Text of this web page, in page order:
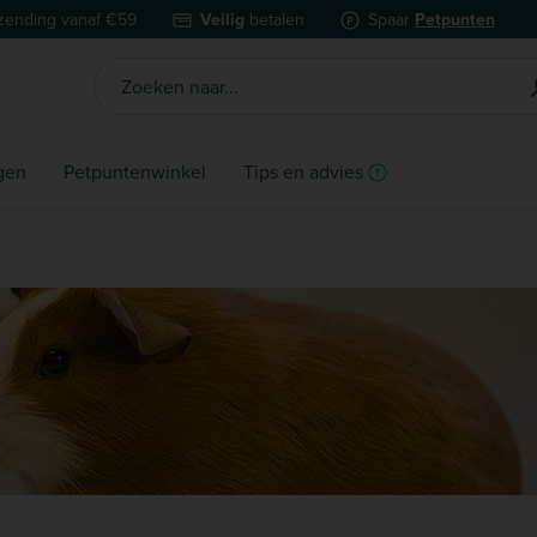
vanaf €59 Veilig betalen Spaar Petpunten
Petpuntenwinkel Tips en advies